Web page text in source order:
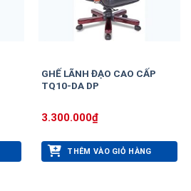
GHẾ LÃNH ĐẠO CAO CẤP
TQ10-DA DP
3.300.000₫
THÊM VÀO GIỎ HÀNG